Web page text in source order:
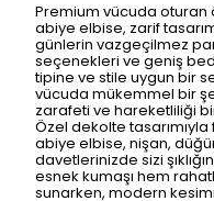
Premium vücuda oturan
abiye elbise, zarif
günlerin vazgeçilmez
seçenekleri ve geniş
tipine ve stile uygun bir
vücuda mükemmel bir
zarafeti ve hareketliliği
Özel dekolte
abiye elbise, nişan,
davetlerinizde sizi
esnek kumaşı hem
sunarken, modern